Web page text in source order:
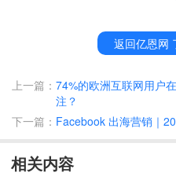
商老大的位置。不满足于此
月
，Shopee声势浩大地宣布
到波兰消费者的关注。
返回亿恩网
上一篇： 74%的欧洲互联网用户
注？
下一篇： Facebook 出海营销｜
相关内容